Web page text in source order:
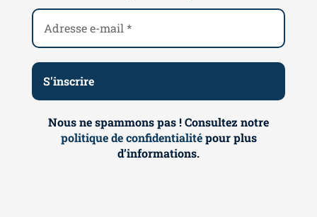
Nous ne spammons pas ! Consultez notre
politique de confidentialitépour plus
d’informations.